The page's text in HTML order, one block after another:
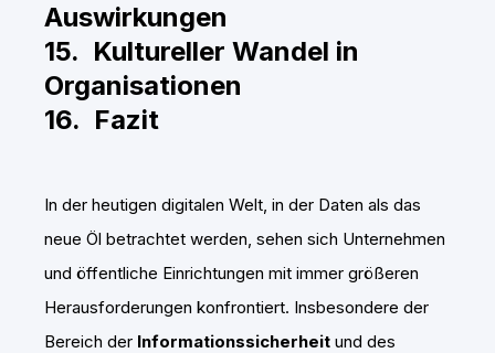
Auswirkungen
15. Kultureller Wandel in
Organisationen
16. Fazit
In der heutigen digitalen Welt, in der Daten als das
neue Öl betrachtet werden, sehen sich Unternehmen
und öffentliche Einrichtungen mit immer größeren
Herausforderungen konfrontiert. Insbesondere der
Bereich der Informationssicherheit und des